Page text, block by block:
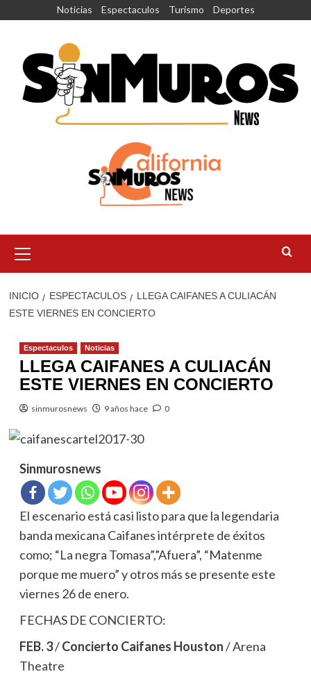
Noticias Espectaculos Turismo Deportes
principal
INICIO ESPECTACULOS
LLEGA CAIFANES A CULIACÁN
ESTE VIERNES EN CONCIERTO
Espectaculos Noticias
LLEGA CAIFANES A CULIACÁN
ESTE VIERNES EN CONCIERTO
sinmurosnews 9 años hace 0
Sinmurosnews
El escenario está casi listo para que la legendaria
banda mexicana Caifanes intérprete de éxitos
como; “La negra Tomasa”,”Afuera”, “Matenme
porque me muero” y otros más se presente este
viernes 26 de enero.
FECHAS DE CONCIERTO:
FEB. 3/Concierto Caifanes Houston/ Arena
Theatre